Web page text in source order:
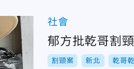
社會
郁方批乾哥割
割頸案 新北 乾哥